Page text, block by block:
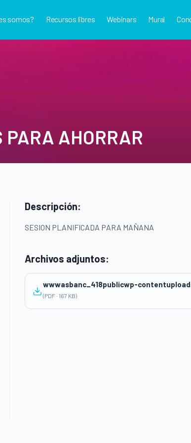
somos? Recursos libres Webinars Mural
PARA AHORRAR
Descripción:
SESION PLANIFICADA PARA MAÑANA
Archivos adjuntos:
wwwasbanc_418publicwp-
(PDF · 167 KB)